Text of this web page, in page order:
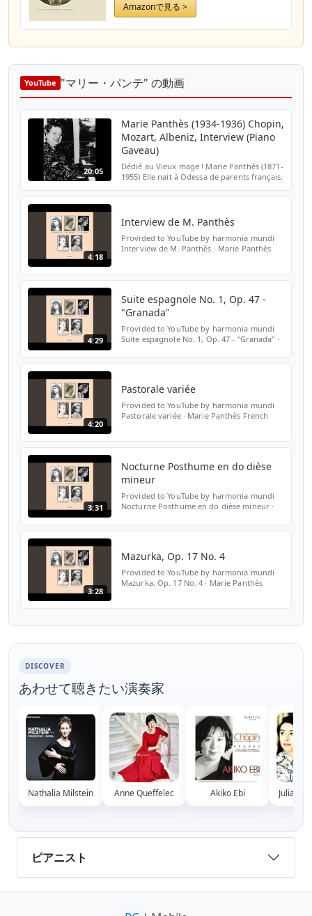
Amazonで見る >
YouTube "マリー・パンテ" の動画
20:05
Marie Panthès (1934-1936) Chopin,
Mozart, Albeniz, Interview (Piano
Gaveau)
Dédié au Vieux mage ! Marie Panthès (1871-
1955) Elle nait à Odessa de parents français.
4:18
Interview de M. Panthès
Provided to YouTube by harmonia mundi
Interview de M. Panthès · Marie Panthès
4:29
Suite espagnole No. 1, Op. 47 -
"Granada"
Provided to YouTube by harmonia mundi
Suite espagnole No. 1, Op. 47 - "Granada" ·
4:20
Pastorale variée
Provided to YouTube by harmonia mundi
Pastorale variée · Marie Panthès French
3:31
Nocturne Posthume en do dièse
mineur
Provided to YouTube by harmonia mundi
Nocturne Posthume en do dièse mineur ·
3:28
Mazurka, Op. 17 No. 4
Provided to YouTube by harmonia mundi
Mazurka, Op. 17 No. 4 · Marie Panthès
DISCOVER
あわせて聴きたい演奏家
Nathalia Milstein Anne Queffelec Akiko Ebi Juliana
ピアニスト